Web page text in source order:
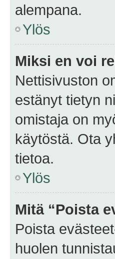
alempana.
Ylös
Miksi en voi
Nettisivuston
estänyt tietyn
omistaja on
käytöstä. Ota
tietoa.
Ylös
Mitä “Poista
Poista
huolen